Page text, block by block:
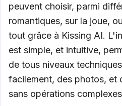
peuvent choisir, parmi
romantiques, sur la joue,
tout grâce à Kissing AI.
est simple, et intuitive,
de tous niveaux
facilement, des photos, et
sans opérations